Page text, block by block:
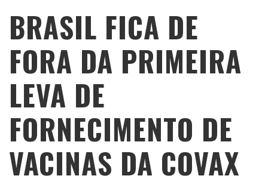
BRASIL FICA DE
FORA DA PRIMEIRA
LEVA DE
FORNECIMENTO DE
VACINAS DA COVAX